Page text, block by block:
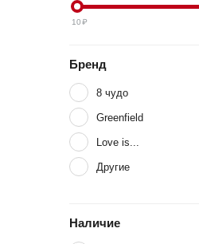
10₽
Бренд
8 чудо
Greenfield
Love is...
Другие
Наличие